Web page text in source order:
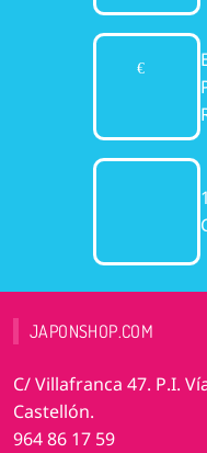
JAPONSHOP.COM
C/ Villafranca 47. P.I.
Castellón.
964 86 17 59